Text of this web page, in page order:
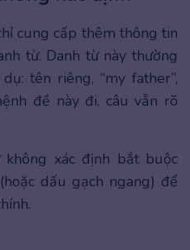
cung cấp thêm thông tin
từ. Danh từ này thường
tên riêng, “my father”,
đề này đi, câu vẫn rõ
xác định bắt buộc
dấu gạch ngang) để